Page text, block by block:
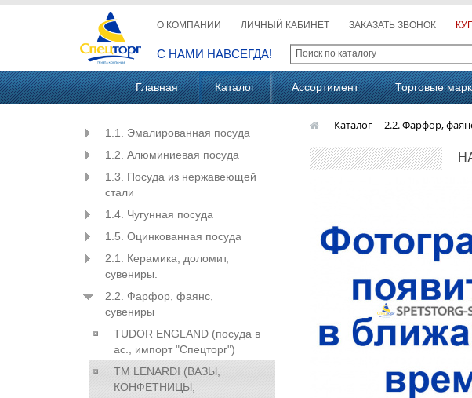
О КОМПАНИИ ЛИЧНЫЙ КАБИНЕТ ЗАКАЗАТЬ ЗВОНОК
С НАМИ НАВСЕГДА!
Главная Каталог Ассортимент Торговые
1.1. Эмалированная посуда
1.2. Алюминиевая посуда
1.3. Посуда из нержавеющей
стали
1.4. Чугунная посуда
1.5. Оцинкованная посуда
2.1. Керамика, доломит,
сувениры.
2.2. Фарфор, фаянс,
сувениры
TUDOR ENGLAND (посуда в
ас., импорт "Спецторг")
ТМ LENARDI (ВАЗЫ,
КОНФЕТНИЦЫ,
Каталог 2.2. Фарфор,